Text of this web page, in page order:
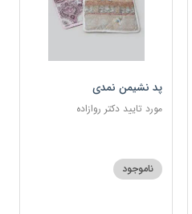
پد نشیمن نمدی
مورد تایید دکتر روازاده
ناموجود